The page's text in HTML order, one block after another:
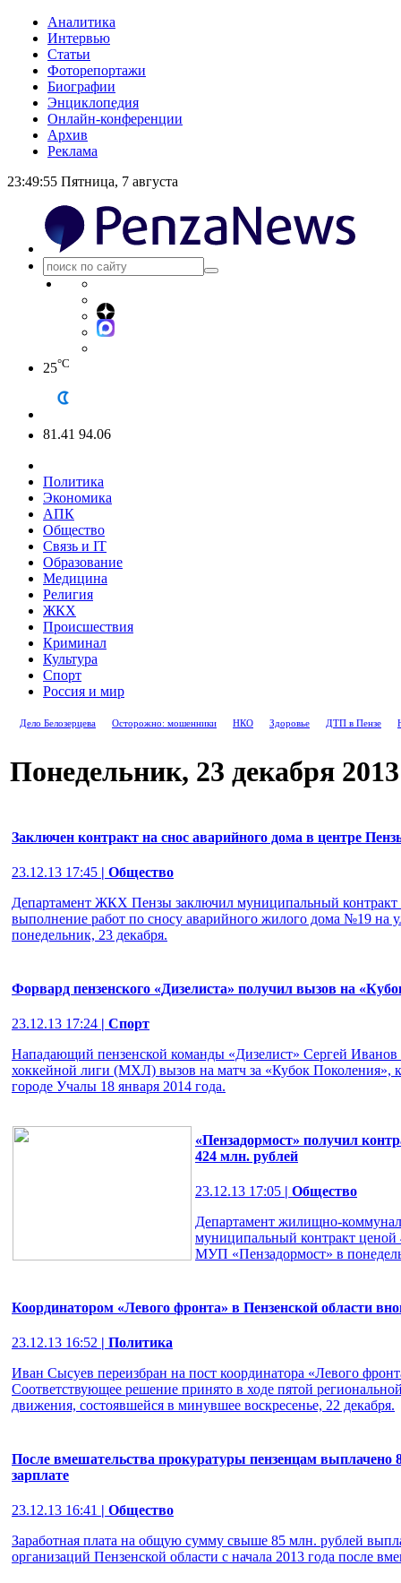
Аналитика
Интервью
Статьи
Фоторепортажи
Биографии
Энциклопедия
Онлайн-конференции
Архив
Реклама
23:49:55 Пятница, 7 августа
25°C
81.41 94.06
Политика
Экономика
АПК
Общество
Связь и IT
Образование
Медицина
Религия
ЖКХ
Происшествия
Криминал
Культура
Спорт
Россия и мир
Дело Белозерцева Осторожно: мошенники НКО Здоровье ДТП в Пензе
Понедельник, 23 декабря 2013
Заключен контракт на снос аварийного дома в центре
23.12.13 17:45 | Общество
Департамент ЖКХ Пензы заключил муниципальный
выполнение работ по сносу аварийного жилого дома №19 на
понедельник, 23 декабря.
Форвард пензенского «Дизелиста» получил вызов на
23.12.13 17:24 | Спорт
Нападающий пензенской команды «Дизелист» Сергей
хоккейной лиги (МХЛ) вызов на матч за «Кубок Поколения»,
городе Учалы 18 января 2014 года.
«Пензадормост» получил
424 млн. рублей
23.12.13 17:05 | Общество
Департамент жилищно-
муниципальный контракт ценой
МУП «Пензадормост» в
Координатором «Левого фронта» в Пензенской области
23.12.13 16:52 | Политика
Иван Сысуев переизбран на пост координатора «Левого
Соответствующее решение принято в ходе пятой
движения, состоявшейся в минувшее воскресенье, 22 декабря.
После вмешательства прокуратуры пензенцам выплачено
зарплате
23.12.13 16:41 | Общество
Заработная плата на общую сумму свыше 85 млн. рублей
организаций Пензенской области с начала 2013 года после